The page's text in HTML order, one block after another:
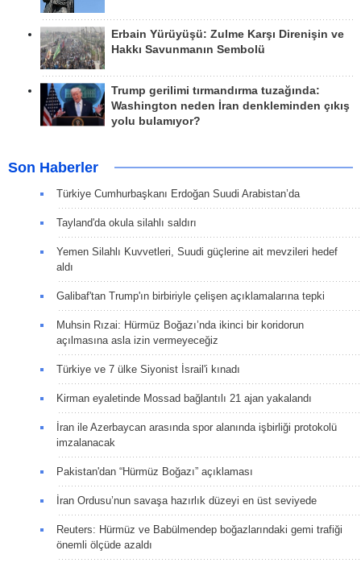
Erbain Yürüyüşü: Zulme Karşı Direnişin ve
Hakkı Savunmanın Sembolü
Trump gerilimi tırmandırma tuzağında:
Washington neden İran denkleminden çıkış
yolu bulamıyor?
Son Haberler
Türkiye Cumhurbaşkanı Erdoğan Suudi Arabistan’da
Tayland'da okula silahlı saldırı
Yemen Silahlı Kuvvetleri, Suudi güçlerine ait mevzileri hedef
aldı
Galibaf'tan Trump'ın birbiriyle çelişen açıklamalarına tepki
Muhsin Rızai: Hürmüz Boğazı’nda ikinci bir koridorun
açılmasına asla izin vermeyeceğiz
Türkiye ve 7 ülke Siyonist İsrail'i kınadı
Kirman eyaletinde Mossad bağlantılı 21 ajan yakalandı
İran ile Azerbaycan arasında spor alanında işbirliği protokolü
imzalanacak
Pakistan'dan “Hürmüz Boğazı” açıklaması
İran Ordusu’nun savaşa hazırlık düzeyi en üst seviyede
Reuters: Hürmüz ve Babülmendep boğazlarındaki gemi trafiği
önemli ölçüde azaldı